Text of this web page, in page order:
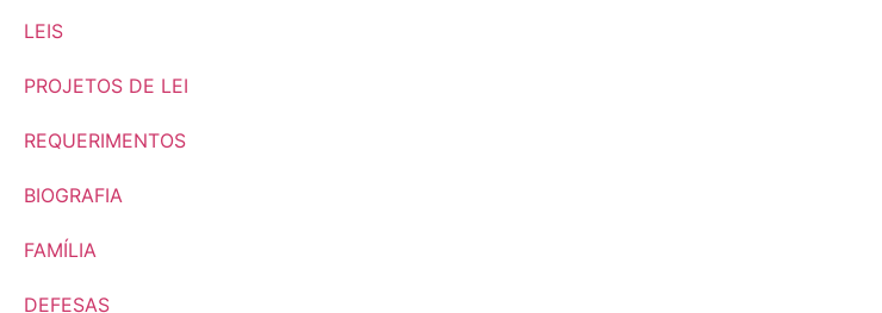
LEIS
PROJETOS DE LEI
REQUERIMENTOS
BIOGRAFIA
FAMÍLIA
DEFESAS